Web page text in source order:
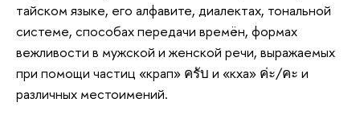
тайском языке, его алфавите, диалектах, тональной
системе, способах передачи времён, формах
вежливости в мужской и женской речи, выражаемых
при помощи частиц «крап» ครับ и «кха» ค่ะ/คะ и
различных местоимений.